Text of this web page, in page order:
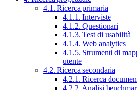
4.1. Ricerca primaria
4.1.1. Interviste
4.1.2. Questionari
4.1.3. Test di usabilità
4.1.4. Web analytics
4.1.5. Strumenti di
utente
4.2. Ricerca secondaria
4.2.1. Ricerca
4.2.2. Analisi